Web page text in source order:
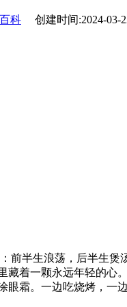
科 创建时间:2024-03-
前半生浪荡，后半生
藏着一颗永远年轻的心
眼霜。一边吃烧烤，一